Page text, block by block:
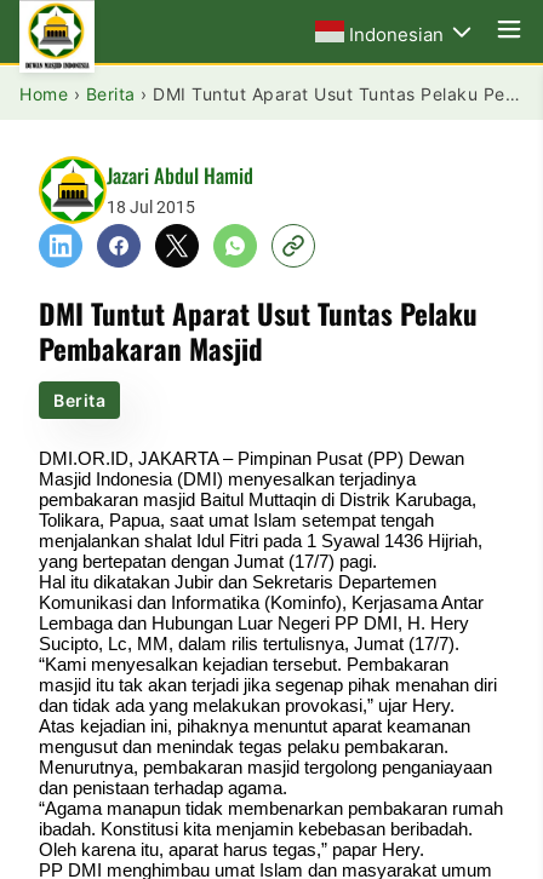
Indonesian
Home › Berita › DMI Tuntut Aparat Usut Tuntas Pelaku Pembakaran Masjid
Jazari Abdul Hamid
18 Jul 2015
DMI Tuntut Aparat Usut Tuntas Pelaku
Pembakaran Masjid
Berita
DMI.OR.ID, JAKARTA – Pimpinan Pusat (PP) Dewan
Masjid Indonesia (DMI) menyesalkan terjadinya
pembakaran masjid Baitul Muttaqin di Distrik Karubaga,
Tolikara, Papua, saat umat Islam setempat tengah
menjalankan shalat Idul Fitri pada 1 Syawal 1436 Hijriah,
yang bertepatan dengan Jumat (17/7) pagi.
Hal itu dikatakan Jubir dan Sekretaris Departemen
Komunikasi dan Informatika (Kominfo), Kerjasama Antar
Lembaga dan Hubungan Luar Negeri PP DMI, H. Hery
Sucipto, Lc, MM, dalam rilis tertulisnya, Jumat (17/7).
“Kami menyesalkan kejadian tersebut. Pembakaran
masjid itu tak akan terjadi jika segenap pihak menahan diri
dan tidak ada yang melakukan provokasi,” ujar Hery.
Atas kejadian ini, pihaknya menuntut aparat keamanan
mengusut dan menindak tegas pelaku pembakaran.
Menurutnya, pembakaran masjid tergolong penganiayaan
dan penistaan terhadap agama.
“Agama manapun tidak membenarkan pembakaran rumah
ibadah. Konstitusi kita menjamin kebebasan beribadah.
Oleh karena itu, aparat harus tegas,” papar Hery.
PP DMI menghimbau umat Islam dan masyarakat umum